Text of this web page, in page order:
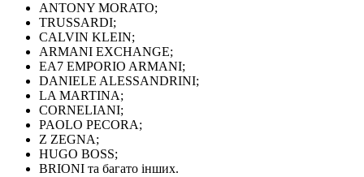
ANTONY MORATO;
TRUSSARDI;
CALVIN KLEIN;
ARMANI EXCHANGE;
EA7 EMPORIO ARMANI;
DANIELE ALESSANDRINI;
LA MARTINA;
CORNELIANI;
PAOLO PECORA;
Z ZEGNA;
HUGO BOSS;
BRIONI та багато інших.